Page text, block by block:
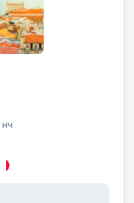
нч